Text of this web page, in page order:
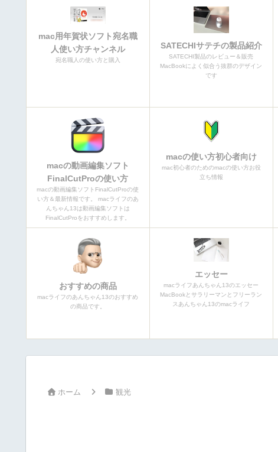
mac用年賀状ソフト宛名職
人使い方チャンネル
宛名職人の使い方と購入
SATECHIサテチの製品紹介
SATECHI製品のレビュー＆販売
MacBookによく似合う抜群のデザイン
です
macの動画編集ソフト
FinalCutProの使い方
macの動画編集ソフトFinalCutProの使
い方＆最新情報です。 macライフのあ
んちゃん13は動画編集ソフトは
FinalCutProをおすすめします。
macの使い方初心者向け
mac初心者のためのmacの使い方お役
立ち情報
おすすめの商品
macライフのあんちゃん13のおすすめ
の商品です。
エッセー
macライフあんちゃん13のエッセー
MacBookとサラリーマンとフリーラン
スあんちゃん13のmacライフ
ホーム 観光